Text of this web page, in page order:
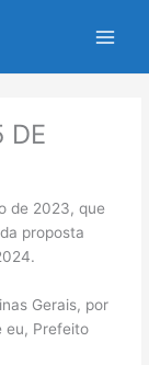
DE
de 2023, que
proposta
Gerais, por
eu, Prefeito